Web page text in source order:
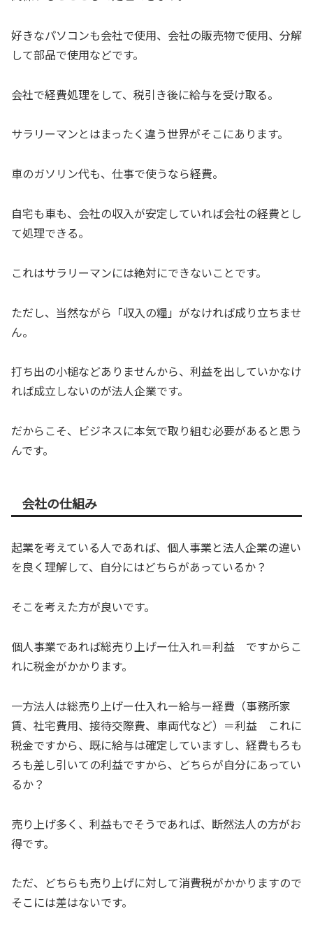
好きなパソコンも会社で使用、会社の販売物で使用、分解
して部品で使用などです。
会社で経費処理をして、税引き後に給与を受け取る。
サラリーマンとはまったく違う世界がそこにあります。
車のガソリン代も、仕事で使うなら経費。
自宅も車も、会社の収入が安定していれば会社の経費とし
て処理できる。
これはサラリーマンには絶対にできないことです。
ただし、当然ながら「収入の糧」がなければ成り立ちませ
ん。
打ち出の小槌などありませんから、利益を出していかなけ
れば成立しないのが法人企業です。
だからこそ、ビジネスに本気で取り組む必要があると思う
んです。
会社の仕組み
起業を考えている人であれば、個人事業と法人企業の違い
を良く理解して、自分にはどちらがあっているか？
そこを考えた方が良いです。
個人事業であれば総売り上げー仕入れ＝利益 ですからこ
れに税金がかかります。
一方法人は総売り上げー仕入れー給与ー経費（事務所家
賃、社宅費用、接待交際費、車両代など）＝利益 これに
税金ですから、既に給与は確定していますし、経費もろも
ろも差し引いての利益ですから、どちらが自分にあってい
るか？
売り上げ多く、利益もでそうであれば、断然法人の方がお
得です。
ただ、どちらも売り上げに対して消費税がかかりますので
そこには差はないです。